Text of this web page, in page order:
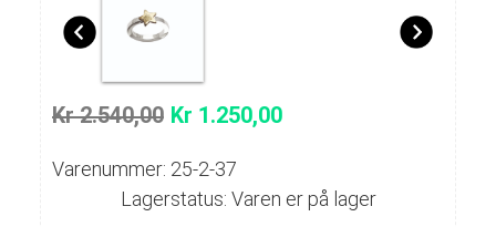
Kr 2.540,00 Kr 1.250,00
Varenummer: 25-2-37
Lagerstatus: Varen er på lager